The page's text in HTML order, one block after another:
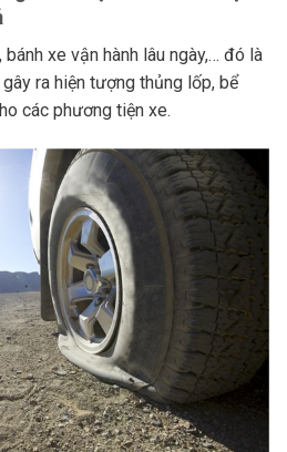
xe vận hành lâu ngày,… đó là
ra hiện tượng thủng lốp, bể
các phương tiện xe.